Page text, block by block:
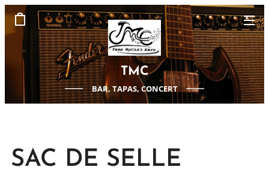
TMC
BAR, TAPAS, CONCERT
SAC DE SELLE